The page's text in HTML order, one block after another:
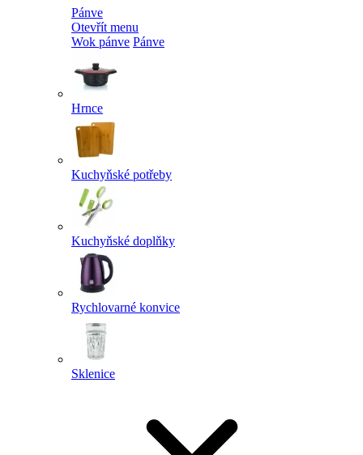
Pánve
Otevřít menu
Wok pánve Pánve
Hrnce
Kuchyňské potřeby
Kuchyňské doplňky
Rychlovarné konvice
Sklenice